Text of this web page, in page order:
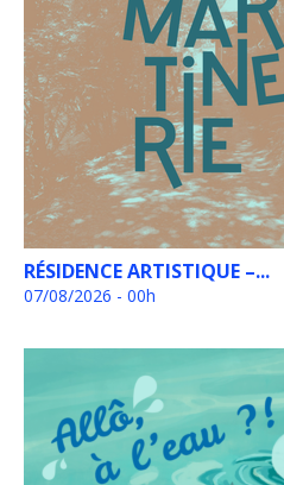
RÉSIDENCE ARTISTIQUE –...
07/08/2026 - 00h